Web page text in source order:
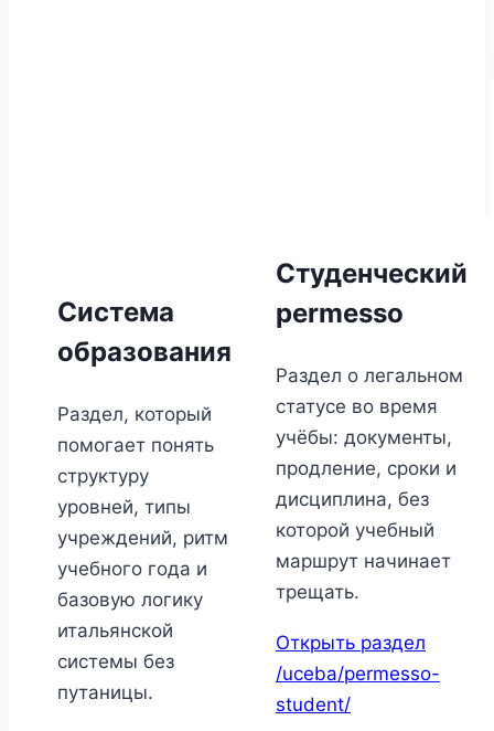
Система
образования
Раздел, который
помогает понять
структуру
уровней, типы
учреждений, ритм
учебного года и
базовую логику
итальянской
системы без
путаницы.
Студенческий
permesso
Раздел о легальном
статусе во время
учёбы: документы,
продление, сроки и
дисциплина, без
которой учебный
маршрут начинает
трещать.
Открыть раздел
/uceba/permesso-
student/